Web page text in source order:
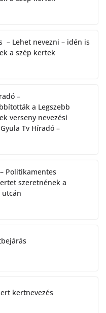
– Lehet nevezni – idén is
a szép kertek
–
a Legszebb
verseny nevezési
Tv Híradó –
Politikamentes
szeretnének a
utcán
kertnevezés